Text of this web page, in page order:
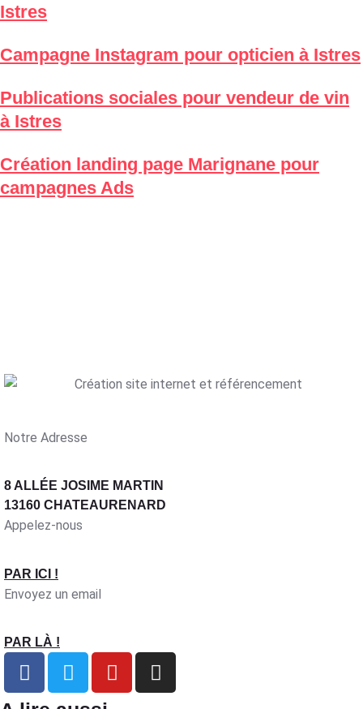
Istres
Campagne Instagram pour opticien à Istres
Publications sociales pour vendeur de vin
à Istres
Création landing page Marignane pour
campagnes Ads
Notre Adresse
8 ALLÉE JOSIME MARTIN
13160 CHATEAURENARD
Appelez-nous
PAR ICI !
Envoyez un email
PAR LÀ !